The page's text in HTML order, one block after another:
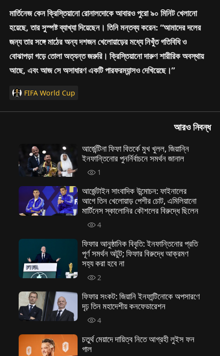
মার্তিনেজ কেন ক্রিস্তিয়ানো রোনালদোকে আবারও পুরো ৯০ মিনিট খেলানো
হয়েছে, তার সুস্পষ্ট ব্যাখ্যা দিয়েছেন। তিনি মন্তব্য করেন: “আমাদের দলের
জন্য তার সঙ্গে মাঠের অন্য দশজন খেলোয়াড়ের মধ্যে নিখুঁত গতিবিধি ও
বোঝাপড়া গড়ে তোলা অত্যন্ত জরুরি। ক্রিস্তিয়ানো দারুণ শারীরিক অবস্থায়
আছে, এবং আজ সে অসাধারণ একটি পারফরম্যান্সও দেখিয়েছে।”
FIFA World Cup
আরও নিবন্ধ
আর্জেন্টিনা ফিফা বিতর্কে মুখ খুলল, জিয়ান্নি
ইনফান্তিনোর পুনর্নির্বাচনে সমর্থন জানাল
1
আর্জেন্টাইন সাংবাদিক উন্মোচন: ফাইনালের
আগে তিন খেলোয়াড় পেশীর চোট, এমিলিয়ানো
মার্টিনেস স্কালোনির কৌশলের বিরুদ্ধে ছিলেন
4
ফিফার আনুষ্ঠানিক বিবৃতি: ইনফান্তিনোর প্রতি
পূর্ণ সমর্থন অটুট; ফিফার বিরুদ্ধে আক্রমণ
সহ্য করা হবে না
2
ফিফার সংকট: জিয়ানি ইনফান্টিনোকে অপসারণে
দৃঢ় তিন মহাদেশীয় কনফেডারেশন
4
চতুর্থ মেয়াদে দায়িত্ব নিতে আগ্রহী লুইস ফন
গাল